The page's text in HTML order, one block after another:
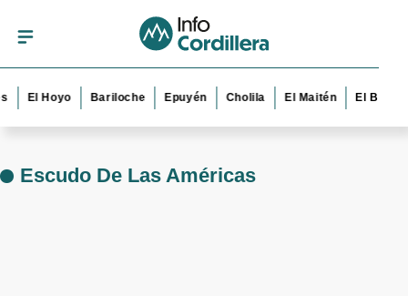
El Hoyo Bariloche Epuyén Cholila El Maitén El Bolsón
Escudo De Las Américas